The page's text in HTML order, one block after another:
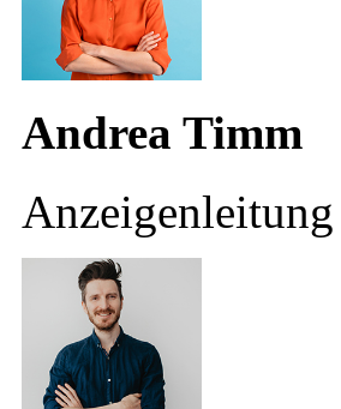
Andrea Timm
Anzeigenleitung